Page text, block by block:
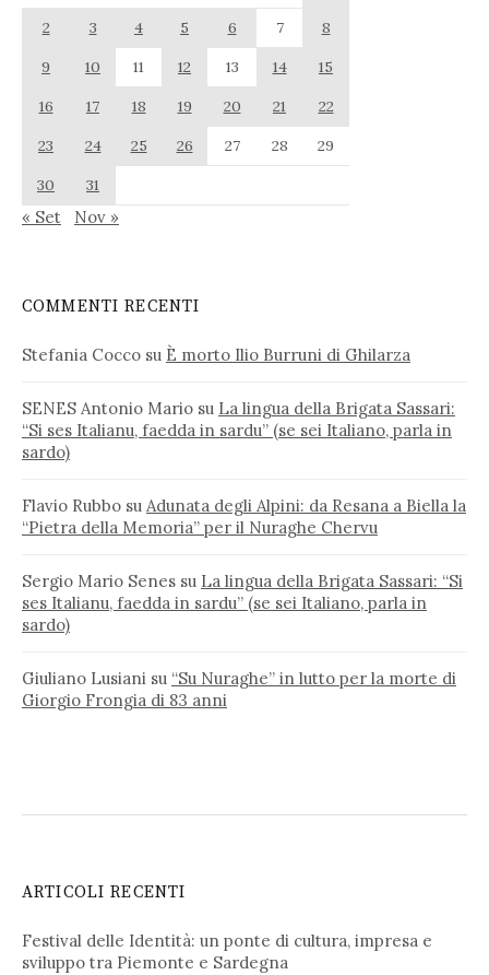
2
3 4 5 6 7
8
9
10 11 12 13 14
15
16
17 18 19 20 21
22
23
24 25 26 27 28
29
30
31
« Set Nov »
COMMENTI RECENTI
Stefania Cocco su È morto Ilio Burruni di Ghilarza
SENES Antonio Mario su La lingua della Brigata Sassari:
“Si ses Italianu, faedda in sardu” (se sei Italiano, parla in
sardo)
Flavio Rubbo su Adunata degli Alpini: da Resana a Biella la
“Pietra della Memoria” per il Nuraghe Chervu
Sergio Mario Senes su La lingua della Brigata Sassari: “Si
ses Italianu, faedda in sardu” (se sei Italiano, parla in
sardo)
Giuliano Lusiani su “Su Nuraghe” in lutto per la morte di
Giorgio Frongia di 83 anni
ARTICOLI RECENTI
Festival delle Identità: un ponte di cultura, impresa e
sviluppo tra Piemonte e Sardegna